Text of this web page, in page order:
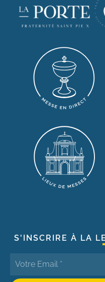
S'INSCRIRE À LA